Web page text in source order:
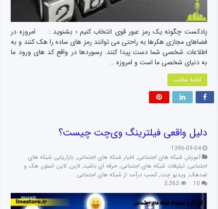
پادکست چگونه یک رمز عبور قوی انتخاب کنیم ؛ بشنوید : امروزه در
فضاهای مجازی هکرها به راحتی می توانند رمز های ساده را هک کنند و به
اطلاعات شخصی شما دست پیدا کنند. پسوردها در واقع کد های ورود ما
به دنیای شخصی ما است و امروزه …
ادامه مطلب
دلیل واقعی فیلترینگ وی‌چت چیست؟
1396-09-04
آموزش شبکه های اجتماعی, اخبار شبکه های اجتماعی, بازاریابی شبکه های
اجتماعی, تبلیغات شبکه های اجتماعی, حرفه ای باشید, لاین, لاین استور, هک و
ضدهک, ویدیو چت, کسب درآمد از شبکه های اجتماعی
10
3,363